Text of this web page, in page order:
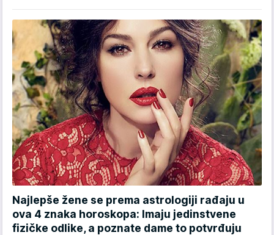
Najlepše žene se prema astrologiji rađaju u
ova 4 znaka horoskopa: Imaju jedinstvene
fizičke odlike, a poznate dame to potvrđuju